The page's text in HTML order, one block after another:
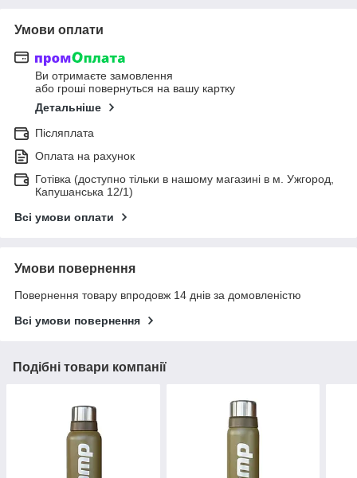
Умови оплати
Ви отримаєте замовлення
або гроші повернуться на вашу картку
Детальніше
Післяплата
Оплата на рахунок
Готівка (доступно тільки в нашому магазині в м. Ужгород,
Капушанська 12/1)
Всі умови оплати
Умови повернення
Повернення товару впродовж 14 днів за домовленістю
Всі умови повернення
Подібні товари компанії